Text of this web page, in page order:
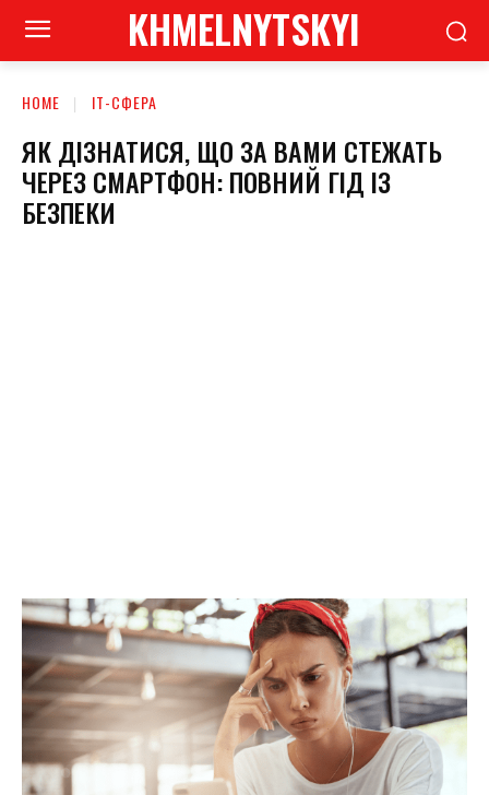
KHMELNYTSKYI
HOME ІТ-СФЕРА
ЯК ДІЗНАТИСЯ, ЩО ЗА ВАМИ СТЕЖАТЬ
ЧЕРЕЗ СМАРТФОН: ПОВНИЙ ГІД ІЗ
БЕЗПЕКИ